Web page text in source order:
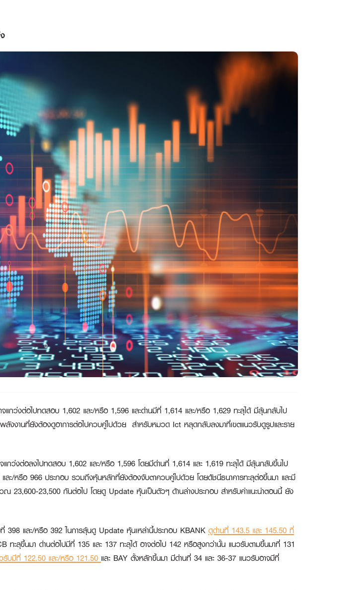
กว่งต่อไปทดสอบ 1,602 และ/หรือ 1,596 และด่านมีที่ 1,614 และ/หรือ 1,629 ทะลุได้ มีลุ้นกลับไป
งานที่ยังต้องดูอาการต่อไปควบคู่ไปด้วย สำหรับหมวด Ict หลุดกลับลงมาที่เขตแนวรับดูรูปและราย
กว่งต่อลงไปทดสอบ 1,602 และ/หรือ 1,596 โดยมีด่านที่ 1,614 และ 1,619 ทะลุได้ มีลุ้นกลับขึ้นไป
/หรือ 966 ประกอบ รวมถึงหุ้นหลักที่ยังต้องจับตาควบคู่ไปด้วย โดยดัชนีธนาคารทะลุต่อขึ้นมา และมี
23,600-23,500 กันต่อไป โดยดู Update หุ้นเป็นตัวๆ ด้านล่างประกอบ สำหรับคำแนะนำตอนนี้ ยัง
และ/หรือ 392 ในการลุ้นดู Update หุ้นเหล่านี้ประกอบ KBANK ดูด่านที่ 143.5 และ 145.50 ที่
ทะลุขึ้นมา ด่านต่อไปมีที่ 135 และ 137 ทะลุได้ อาจต่อไป 142 หรือสูงกว่านั้น แนวรับตามขึ้นมาที่ 131
บมีที่ 122.50 และ/หรือ 121.50 และ BAY ตั้งหลักขึ้นมา มีด่านที่ 34 และ 36-37 แนวรับอาจมีที่